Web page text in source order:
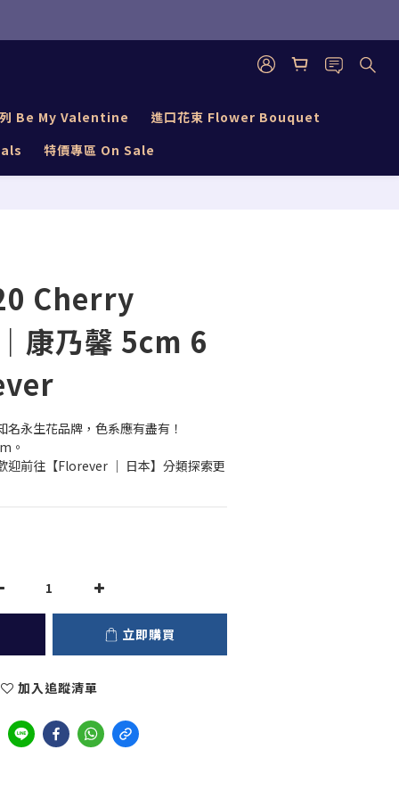
Be My Valentine
進口花束 Flower Bouquet
特價專區 On Sale
Cherry
康乃馨 5cm 6
永生花品牌，色系應有盡有！
。
迎前往【Florever ｜ 日本】分類探索更
立即購買
加入追蹤清單
立即購買